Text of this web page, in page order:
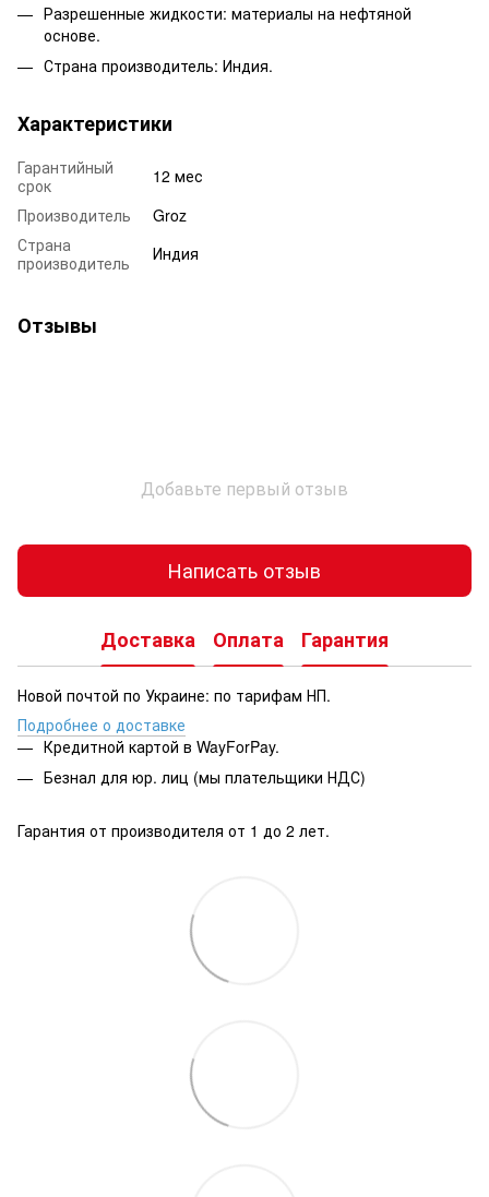
Разрешенные жидкости: материалы на нефтяной
основе.
Страна производитель: Индия.
Характеристики
Гарантийный
срок
12 мес
Производитель
Groz
Страна
производитель
Индия
Отзывы
Добавьте первый отзыв
Написать отзыв
Доставка Оплата Гарантия
Новой почтой по Украине: по тарифам НП.
Подробнее о доставке
Кредитной картой в WayForPay.
Безнал для юр. лиц (мы плательщики НДС)
Гарантия от производителя от 1 до 2 лет.